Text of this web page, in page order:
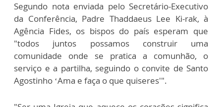
Segundo nota enviada pelo Secretário-Executivo
da Conferência, Padre Thaddaeus Lee Ki-rak, à
Agência Fides, os bispos do país esperam que
"todos juntos possamos construir uma
comunidade onde se pratica a comunhão, o
serviço e a partilha, seguindo o convite de Santo
Agostinho ‘Ama e faça o que quiseres'".